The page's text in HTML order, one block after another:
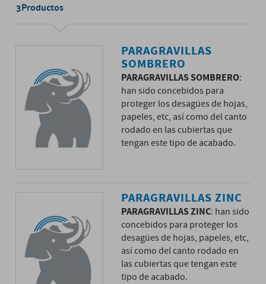
3Productos
PARAGRAVILLAS
SOMBRERO
PARAGRAVILLAS SOMBRERO:
han sido concebidos para
proteger los desagües de hojas,
papeles, etc, así como del canto
rodado en las cubiertas que
tengan este tipo de acabado.
PARAGRAVILLAS ZINC
PARAGRAVILLAS ZINC: han sido
concebidos para proteger los
desagües de hojas, papeles, etc,
así como del canto rodado en
las cubiertas que tengan este
tipo de acabado.